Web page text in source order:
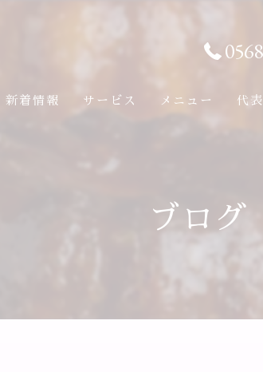
新着情報 サービス メニュー 代
ブログ